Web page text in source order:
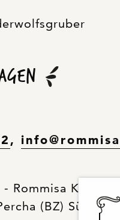
, info@
Rommisa KG
(BZ) Südtirol,